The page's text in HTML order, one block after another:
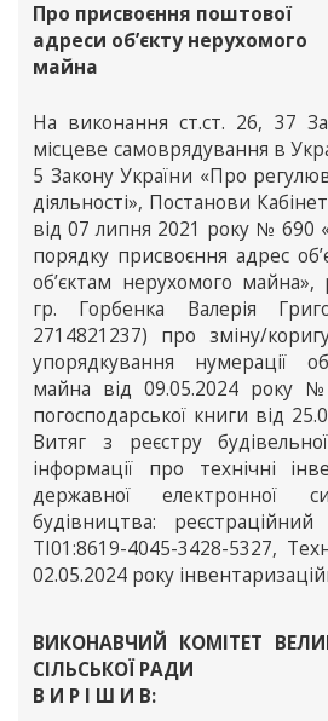
Про присвоєння поштової
адреси об’єкту нерухомого
майна
На виконання ст.ст. 26, 37
місцеве самоврядування в
5 Закону України «Про
діяльності», Постанови
від 07 липня 2021 року № 690
порядку присвоєння адрес
об’єктам нерухомого майна»,
гр. Горбенка Валерія
2714821237) про зміну/
упорядкування нумерації
майна від 09.05.2024 року
погосподарської книги від
Витяг з реєстру
інформації про технічні
державної електронної
будівництва:
ТІ01:8619-4045-3428-5327,
02.05.2024 року
ВИКОНАВЧИЙ КОМІТЕТ
СІЛЬСЬКОЇ РАДИ
В И Р І Ш И В: